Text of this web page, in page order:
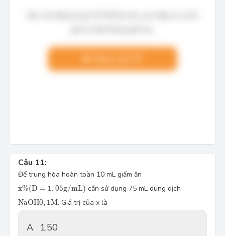
Câu 11:
Để trung hòa hoàn toàn 10 mL giấm ăn
x%(D = 1, 05g/mL)
x%(D 05g/mL) cần sử dụng 75 mL dung dịch
NaOH0, 1M
NaOH0 1M. Giá trị của x là
A. 1,50